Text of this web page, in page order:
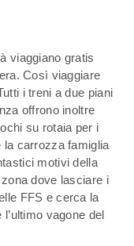
viaggiano gratis
Così viaggiare
i treni a due piani
offrono inoltre
su rotaia per i
la carrozza famiglia
motivi della
dove lasciare i
FFS e cerca la
vagone del